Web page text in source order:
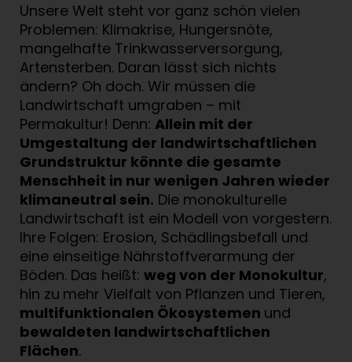
Unsere Welt steht vor ganz schön vielen
Problemen: Klimakrise, Hungersnöte,
mangelhafte Trinkwasserversorgung,
Artensterben. Daran lässt sich nichts
ändern? Oh doch. Wir müssen die
Landwirtschaft umgraben – mit
Permakultur! Denn: Allein mit der
Umgestaltung der landwirtschaftlichen
Grundstruktur könnte die gesamte
Menschheit in nur wenigen Jahren wieder
klimaneutral sein. Die monokulturelle
Landwirtschaft ist ein Modell von vorgestern.
Ihre Folgen: Erosion, Schädlingsbefall und
eine einseitige Nährstoffverarmung der
Böden. Das heißt: weg von der Monokultur,
hin zu mehr Vielfalt von Pflanzen und Tieren,
multifunktionalen Ökosystemen und
bewaldeten landwirtschaftlichen
Flächen.